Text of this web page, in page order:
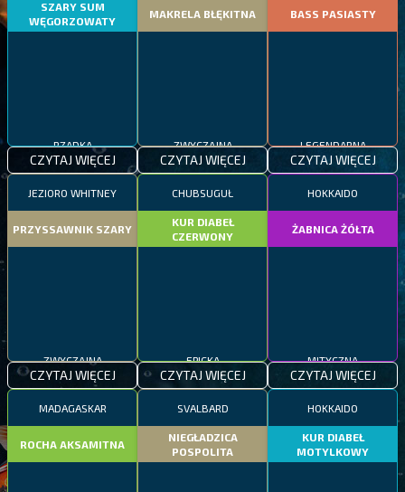
SZARY SUM
WĘGORZOWATY
CZYTAJ WIĘCEJ
MAKRELA BŁĘKITNA
CZYTAJ WIĘCEJ
BASS PASIASTY
CZYTAJ WIĘCEJ
JEZIORO WHITNEY
PRZYSSAWNIK SZARY
CZYTAJ WIĘCEJ
CHUBSUGUŁ
KUR DIABEŁ
CZERWONY
CZYTAJ WIĘCEJ
HOKKAIDO
ŻABNICA ŻÓŁTA
CZYTAJ WIĘCEJ
MADAGASKAR
ROCHA AKSAMITNA
SVALBARD
NIEGŁADZICA
POSPOLITA
HOKKAIDO
KUR DIABEŁ
MOTYLKOWY